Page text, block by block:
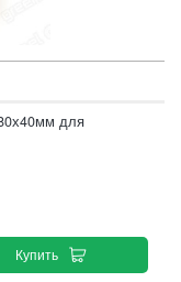
для
Купить